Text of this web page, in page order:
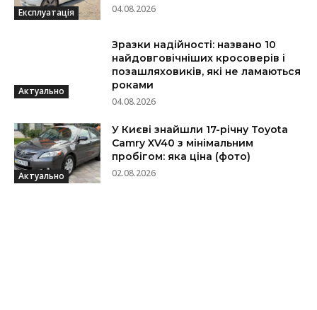
Експлуатація 04.08.2026
Актуально
Зразки надійності: названо 10
найдовговічніших кросоверів і
позашляховиків, які не ламаються
роками
04.08.2026
Актуально
У Києві знайшли 17-річну Toyota
Camry XV40 з мінімальним
пробігом: яка ціна (фото)
02.08.2026